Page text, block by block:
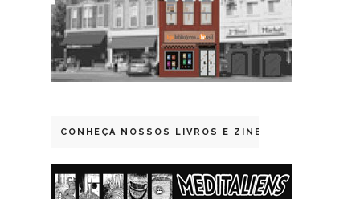
CONHEÇA NOSSOS LIVROS E ZINES